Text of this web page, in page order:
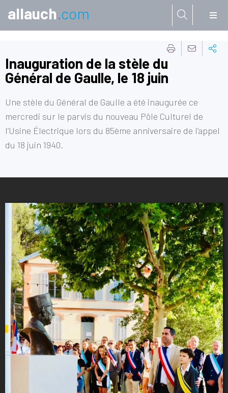
allauch.com
Inauguration de la stèle du
Général de Gaulle, le 18 juin
Une stèle du Général de Gaulle a été inaugurée ce
mercredi sur le parvis du nouveau Pôle Culturel de
l’Usine Électrique lors du 85ème anniversaire de l’appel
du 18 juin 1940.